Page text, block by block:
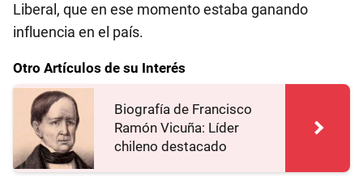
Liberal, que en ese momento estaba ganando
influencia en el país.
Otro Artículos de su Interés
Biografía de Francisco
Ramón Vicuña: Líder
chileno destacado